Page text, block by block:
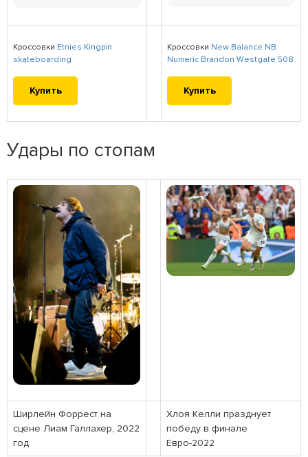
Кроссовки Etnies Kingpin
skateboarding
Купить
Кроссовки New Balance NB
Numeric Brandon Westgate 508
Купить
Удары по стопам
Ширлейн Форрест на
сцене Лиам Галлахер, 2022
год
Хлоя Келли празднует
победу в финале
Евро-2022